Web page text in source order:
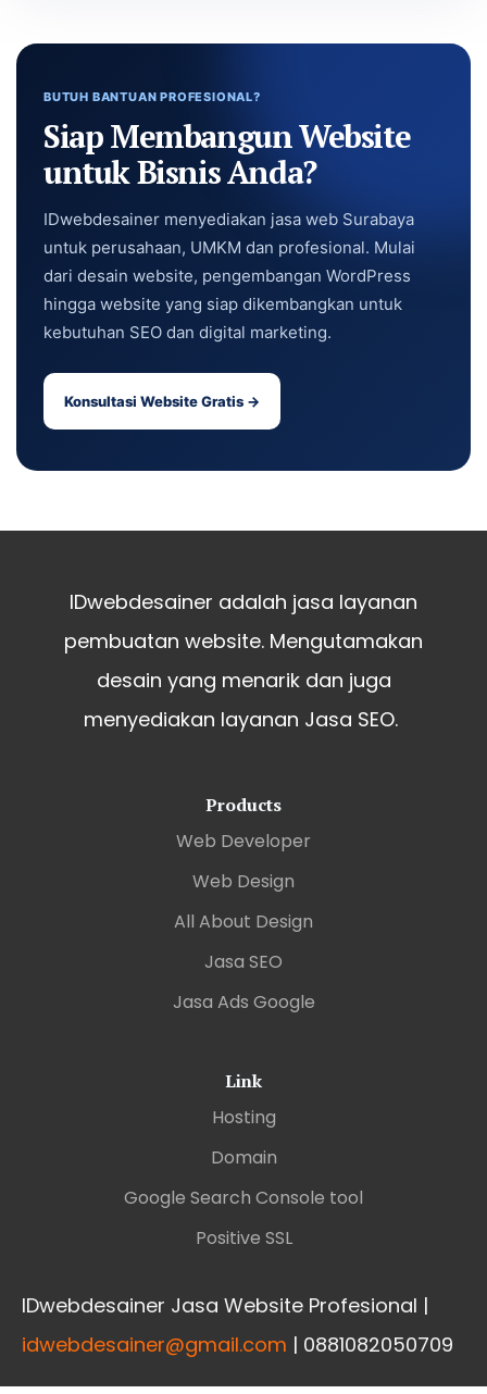
BUTUH BANTUAN PROFESIONAL?
Siap Membangun Website
untuk Bisnis Anda?
IDwebdesainer menyediakan jasa web Surabaya
untuk perusahaan, UMKM dan profesional. Mulai
dari desain website, pengembangan WordPress
hingga website yang siap dikembangkan untuk
kebutuhan SEO dan digital marketing.
Konsultasi Website Gratis →
IDwebdesainer adalah jasa layanan
pembuatan website. Mengutamakan
desain yang menarik dan juga
menyediakan layanan Jasa SEO.
Products
Web Developer
Web Design
All About Design
Jasa SEO
Jasa Ads Google
Link
Hosting
Domain
Google Search Console tool
Positive SSL
IDwebdesainer Jasa Website Profesional |
idwebdesainer@gmail.com | 0881082050709